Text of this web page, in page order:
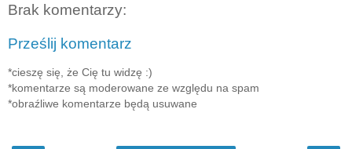
Brak komentarzy:
Prześlij komentarz
*cieszę się, że Cię tu widzę :)
*komentarze są moderowane ze względu na spam
*obraźliwe komentarze będą usuwane